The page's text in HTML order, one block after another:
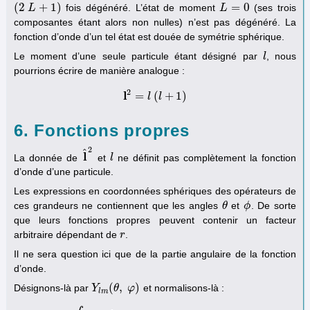
(2 L + 1)
(2 L+ 1) fois dégénéré. L’état de momentL = 0
L= 0
(ses trois
composantes étant alors non nulles) n’est pas dégénéré. La
fonction d’onde d’un tel état est douée de symétrie sphérique.
Le moment d’une seule particule étant désigné par l
l, nous
pourrions écrire de manière analogue :
l2 = l (l + 1)
l2=l (l+ 1)
6. Fonctions propres
La donnée de l
^2
l^ et l
lne définit pas complètement la fonction
d’onde d’une particule.
Les expressions en coordonnées sphériques des opérateurs de
ces grandeurs ne contiennent que les angles θ
θetϕ
ϕ . De sorte
que leurs fonctions propres peuvent contenir un facteur
arbitraire dépendant de r
r .
Il ne sera question ici que de la partie angulaire de la fonction
d’onde.
Désignons-là par Ylm(θ, φ)
Ylm(θ, φ) et normalisons-là :